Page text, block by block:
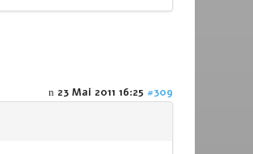
23 Mai 2011 16:25 #309